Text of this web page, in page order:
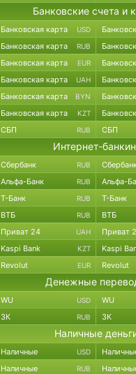
Банковские счета и
Банковская карта USD
Банковская карта RUB
Банковская карта EUR
Банковская карта UAH
Банковская карта BYN
Банковская карта KZT
СБП RUB СБП
Интернет-
Сбербанк RUB
Альфа-Банк RUB Альфа-
Т-Банк RUB Т-Банк
ВТБ RUB ВТБ
Приват 24 UAH Приват
Kaspi Bank KZT Kaspi
Revolut EUR Revolut
Денежные
WU USD WU
ЗК RUB ЗК
Наличные
Наличные USD
Наличные RUB